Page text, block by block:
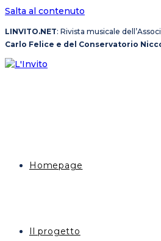
Salta al contenuto
LINVITO.NET: Rivista musicale
Carlo Felice e del Conservatorio
Homepage
Il progetto